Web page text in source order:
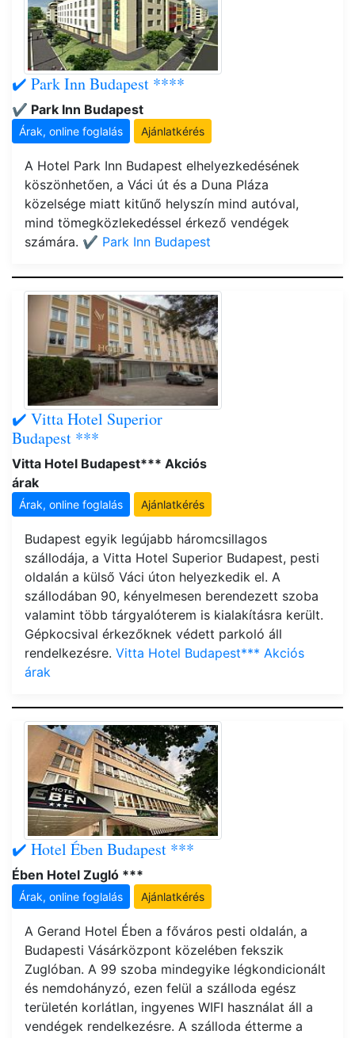
✔️ Park Inn Budapest ****
✔️ Park Inn Budapest
Árak, online foglalás Ajánlatkérés
A Hotel Park Inn Budapest elhelyezkedésének
köszönhetően, a Váci út és a Duna Pláza
közelsége miatt kitűnő helyszín mind autóval,
mind tömegközlekedéssel érkező vendégek
számára. ✔️ Park Inn Budapest
✔️ Vitta Hotel Superior
Budapest ***
Vitta Hotel Budapest*** Akciós
árak
Árak, online foglalás Ajánlatkérés
Budapest egyik legújabb háromcsillagos
szállodája, a Vitta Hotel Superior Budapest, pesti
oldalán a külső Váci úton helyezkedik el. A
szállodában 90, kényelmesen berendezett szoba
valamint több tárgyalóterem is kialakításra került.
Gépkocsival érkezőknek védett parkoló áll
rendelkezésre. Vitta Hotel Budapest*** Akciós
árak
✔️ Hotel Ében Budapest ***
Ében Hotel Zugló ***
Árak, online foglalás Ajánlatkérés
A Gerand Hotel Ében a főváros pesti oldalán, a
Budapesti Vásárközpont közelében fekszik
Zuglóban. A 99 szoba mindegyike légkondicionált
és nemdohányzó, ezen felül a szálloda egész
területén korlátlan, ingyenes WIFI használat áll a
vendégek rendelkezésre. A szálloda étterme a